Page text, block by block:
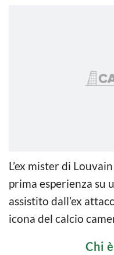
L’ex mister di
prima esperienza su
assistito dall’ex
icona del calcio
Chi